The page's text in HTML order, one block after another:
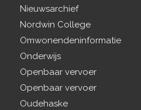
Nieuwsarchief
Nordwin College
Omwonendeninformatie
Onderwijs
Openbaar vervoer
Openbaar vervoer
Oudehaske